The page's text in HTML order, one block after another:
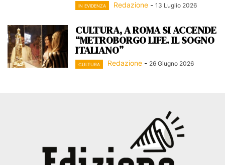
IN EVIDENZA Redazione - 13 Luglio 2026
CULTURA, A ROMA SI ACCENDE
“METROBORGO LIFE. IL SOGNO
ITALIANO”
CULTURA Redazione - 26 Giugno 2026